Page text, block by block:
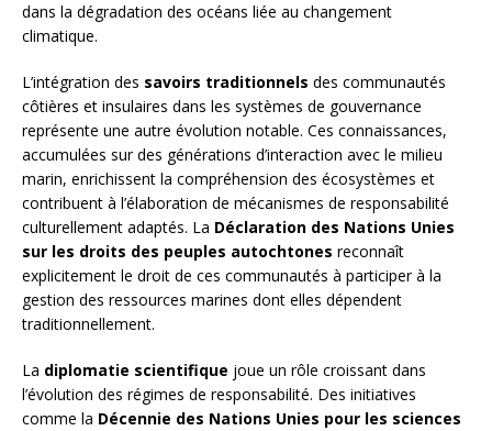
dans la dégradation des océans liée au changement
climatique.
L’intégration des savoirs traditionnels des communautés
côtières et insulaires dans les systèmes de gouvernance
représente une autre évolution notable. Ces connaissances,
accumulées sur des générations d’interaction avec le milieu
marin, enrichissent la compréhension des écosystèmes et
contribuent à l’élaboration de mécanismes de responsabilité
culturellement adaptés. La Déclaration des Nations Unies
sur les droits des peuples autochtones reconnaît
explicitement le droit de ces communautés à participer à la
gestion des ressources marines dont elles dépendent
traditionnellement.
La diplomatie scientifique joue un rôle croissant dans
l’évolution des régimes de responsabilité. Des initiatives
comme la Décennie des Nations Unies pour les sciences